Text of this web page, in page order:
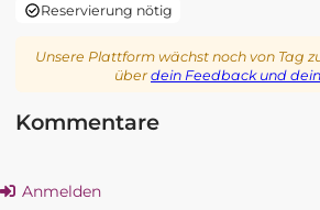
Reservierung nötig
Unsere Plattform wächst noch von Tag
überdein Feedback und
Kommentare
Anmelden